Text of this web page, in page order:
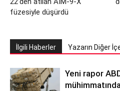
füzesiyle düşürdü
İlgili Haberler Yazarın Diğer
Yeni rapor